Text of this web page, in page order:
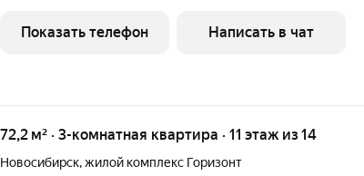
рядом с Инюшенским сосновым бором.Рядом находится
метрополитен станция
Показать телефон Написать в чат
72,2 м² · 3-комнатная квартира · 11 этаж из 14
Новосибирск,жилой комплекс Горизонт